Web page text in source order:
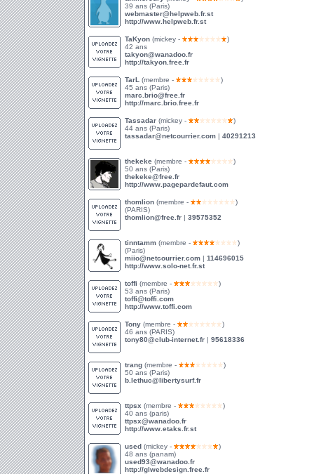
39 ans (Paris)
webmaster@helpweb.fr.st
http://www.helpweb.fr.st
TaKyon (mickey -
)
42 ans
takyon@wanadoo.fr
http://takyon.free.fr
TarL (membre -
)
45 ans (Paris)
marc.brio@free.fr
http://marc.brio.free.fr
Tassadar (mickey -
)
44 ans (Paris)
tassadar@netcourrier.com | 40291213
thekeke (membre -
)
50 ans (Paris)
thekeke@free.fr
http://www.pagepardefaut.com
thomlion (membre -
)
(PARIS)
thomlion@free.fr | 39575352
tinntamm (membre -
)
(Paris)
miio@netcourrier.com | 114696015
http://www.solo-net.fr.st
toffi (membre -
)
53 ans (Paris)
toffi@toffi.com
http://www.toffi.com
Tony (membre -
)
46 ans (PARIS)
tony80@club-internet.fr | 95618336
trang (membre -
)
50 ans (Paris)
b.lethuc@libertysurf.fr
ttpsx (membre -
)
40 ans (paris)
ttpsx@wanadoo.fr
http://www.etaks.fr.st
used (mickey -
)
48 ans (panam)
used93@wanadoo.fr
http://glwebdesign.free.fr